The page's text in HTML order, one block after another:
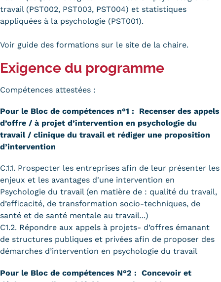
travail (PST002, PST003, PST004) et statistiques
appliquées à la psychologie (PST001).
Voir guide des formations sur le site de la chaire.
Exigence du programme
Compétences attestées :
Pour le Bloc de compétences n°1 : Recenser des appels
d’offre / à projet d’intervention en psychologie du
travail / clinique du travail et rédiger une proposition
d’intervention
C.1.1. Prospecter les entreprises afin de leur présenter les
enjeux et les avantages d'une intervention en
Psychologie du travail (en matière de : qualité du travail,
d’efficacité, de transformation socio-techniques, de
santé et de santé mentale au travail...)
C1.2. Répondre aux appels à projets- d’offres émanant
de structures publiques et privées afin de proposer des
démarches d’intervention en psychologie du travail
Pour le Bloc de compétences N°2 : Concevoir et